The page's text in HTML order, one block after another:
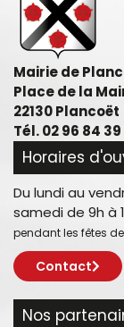
Mairie de
Place de la
22130 Plancoët
Tél. 02 96 84 39
Horaires
Du lundi au
samedi de 9h à
pendant les fêtes
Contact
Nos